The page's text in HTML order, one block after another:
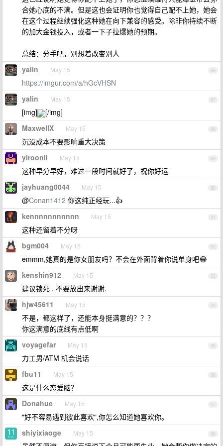
合她心底的不满。但是这也会证明你也觉得自己配不上她，她会
在这个过程继续强化这种她在向下兼容的感受。除非你持续不断
的加大金钱投入，或者一下子拉爆她的预期。
总结：分手吧，别想着改变别人
86
yalin May 15
https://imgur.com/a/hGcVHSN
87
yalin May 15
[img] [/img]
88
MaxwellX May 15
沉没成本不要影响重大决策
89
yiroonli May 15
这种早分早好，难过一段时间就好了，祝你好运
90
jayhuang0044 May 15
@Conan1412 你这纯正经玩...👍
91
kennnnnnnnnnn May 15
这种还留着不分呀
92
bgm004 May 15
emmm,她真的是你女朋友吗？不会在外面背着你说单身吧😂
93
kenshin912 May 15
建议锁死 , 不要放出来谢谢.
94
hjw45611 May 15
不是，都这样了，还能本身挺满意的？？？
你这满意的底线有点低啊
95
voyagefar May 15
力工男/ATM 机会说话
96
fbu11 May 15
这是什么恋爱脑？
97
Donahue May 15
"好不容易遇到彼此喜欢",你怎么知道她喜欢你。
98
shiyixiaoge May 15